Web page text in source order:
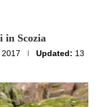
in Scozia
Updated: 13